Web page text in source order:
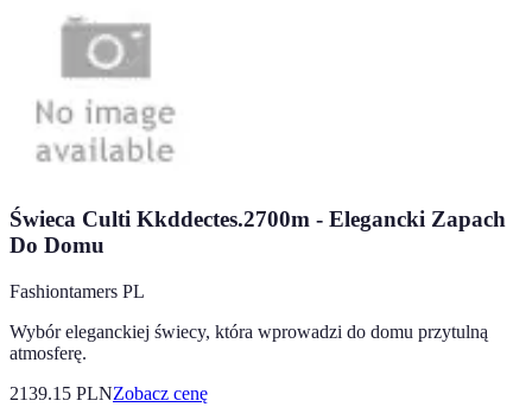
Świeca Culti Kkddectes.2700m - Elegancki Zapach
Do Domu
Fashiontamers PL
Wybór eleganckiej świecy, która wprowadzi do domu przytulną
atmosferę.
2139.15 PLNZobacz cenę